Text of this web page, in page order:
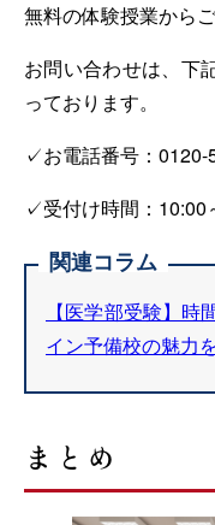
無料の体験授業から
お問い合わせは、下
っております。
✓お電話番号：0120-
✓受付け時間：10:00
関連コラム
【医学部受験】
イン予備校の魅力
まとめ